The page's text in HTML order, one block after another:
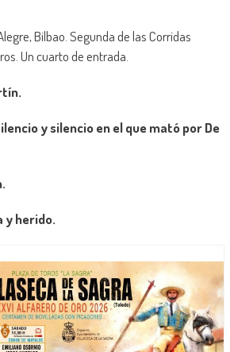
Bilbao. Segunda de las Corridas
Un cuarto de entrada.
y silencio en el que mató por De
y herido.